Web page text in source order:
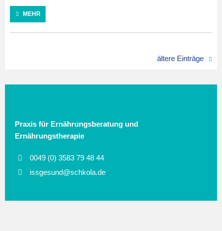
MEHR
ältere Einträge
Praxis für Ernährungsberatung und
Ernährungstherapie
0049 (0) 3583 79 48 44
issgesund@schkola.de